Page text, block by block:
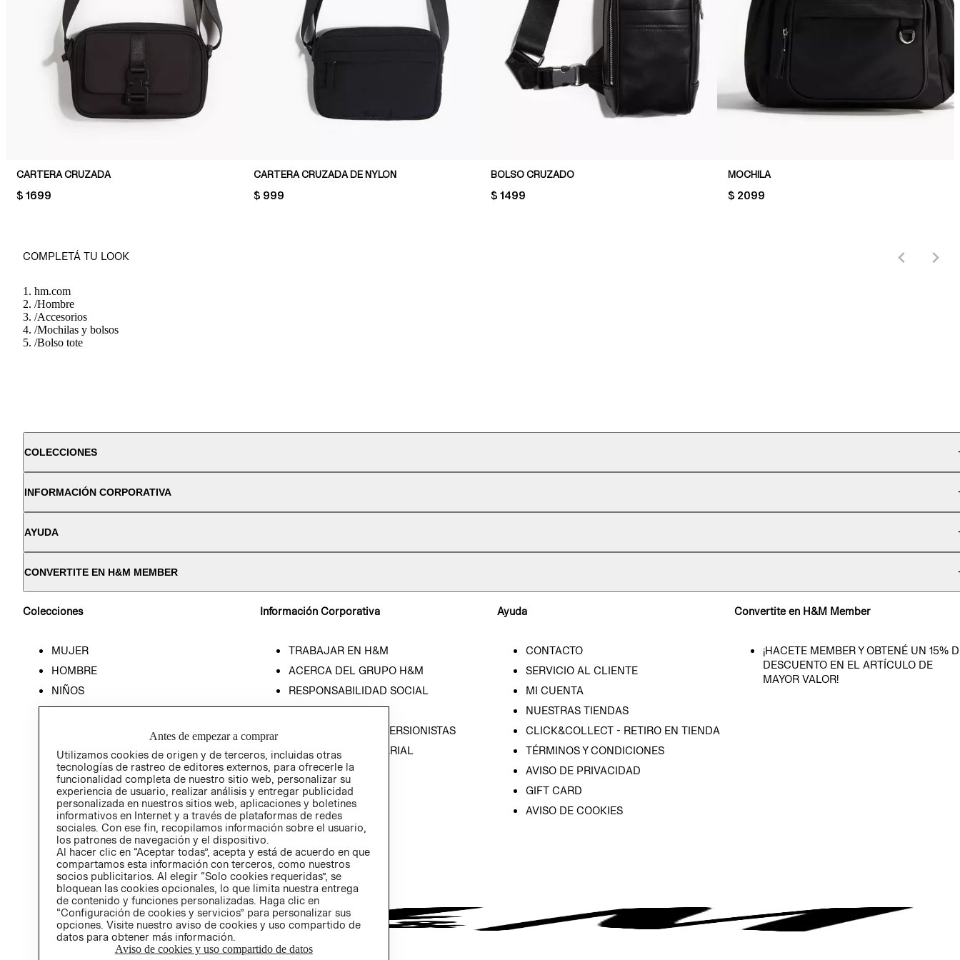
CARTERA CRUZADA
PRICE:
$ 1699
CARTERA CRUZADA DE NYLON
PRICE:
$ 999
BOLSO CRUZADO
PRICE:
$ 1499
MOCHILA
PRICE:
$ 2099
COMPLETÁ TU LOOK
hm.com
/Hombre
/Accesorios
/Mochilas y bolsos
/Bolso tote
COLECCIONES
INFORMACIÓN CORPORATIVA
AYUDA
CONVERTITE EN H&M MEMBER
Colecciones
MUJER
HOMBRE
NIÑOS
HOME
Información Corporativa
TRABAJAR EN H&M
ACERCA DEL GRUPO H&M
RESPONSABILIDAD SOCIAL
PRENSA
RELACIÓN CON INVERSIONISTAS
POLÍTICA EMPRESARIAL
Ayuda
CONTACTO
SERVICIO AL CLIENTE
MI CUENTA
NUESTRAS TIENDAS
CLICK&COLLECT - RETIRO EN TIENDA
TÉRMINOS Y CONDICIONES
AVISO DE PRIVACIDAD
GIFT CARD
AVISO DE COOKIES
Convertite en H&M Member
¡HACETE MEMBER Y OBTENÉ UN 15%
DESCUENTO EN EL ARTÍCULO DE
MAYOR VALOR!
Antes de empezar a comprar
Utilizamos cookies de origen y de terceros, incluidas otras
tecnologías de rastreo de editores externos, para ofrecerle la
funcionalidad completa de nuestro sitio web, personalizar su
experiencia de usuario, realizar análisis y entregar publicidad
personalizada en nuestros sitios web, aplicaciones y boletines
informativos en Internet y a través de plataformas de redes
sociales. Con ese fin, recopilamos información sobre el usuario,
los patrones de navegación y el dispositivo.
Al hacer clic en “Aceptar todas”, acepta y está de acuerdo en que
compartamos esta información con terceros, como nuestros
socios publicitarios. Al elegir “Solo cookies requeridas”, se
bloquean las cookies opcionales, lo que limita nuestra entrega
de contenido y funciones personalizadas. Haga clic en
“Configuración de cookies y servicios” para personalizar sus
opciones. Visite nuestro aviso de cookies y uso compartido de
datos para obtener más información.
Aviso de cookies y uso compartido de datos